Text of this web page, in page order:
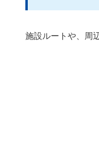
施設ルートや、周